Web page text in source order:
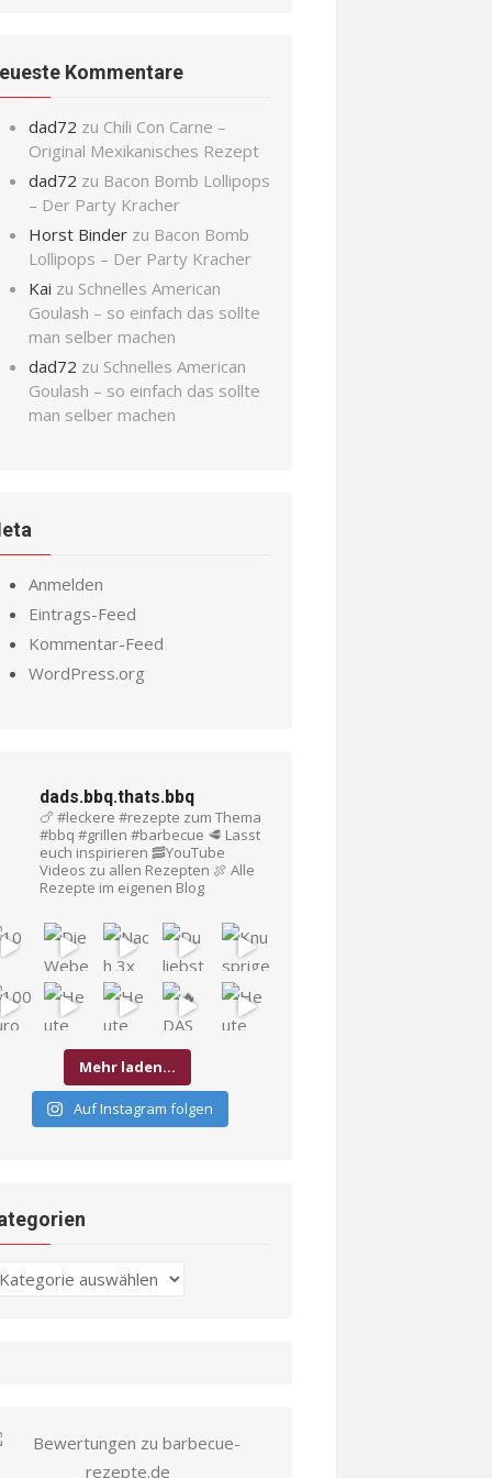
Kommentare
dad72 zu Chili Con Carne –
Original Mexikanisches Rezept
dad72 zu Bacon Bomb Lollipops
– Der Party Kracher
Horst Binder zu Bacon Bomb
Lollipops – Der Party Kracher
Kai zu Schnelles American
Goulash – so einfach das sollte
man selber machen
dad72 zu Schnelles American
Goulash – so einfach das sollte
man selber machen
Anmelden
Eintrags-Feed
Kommentar-Feed
WordPress.org
dads.bbq.thats.bbq
🍗 #leckere #rezepte zum Thema
#bbq #grillen #barbecue 🥩 Lasst
euch inspirieren 🥓YouTube
Videos zu allen Rezepten 🍖 Alle
Rezepte im eigenen Blog
Mehr laden…
Auf Instagram folgen